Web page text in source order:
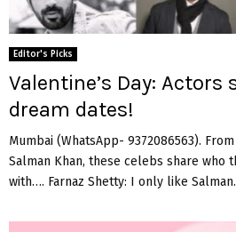
Editor's Picks
Valentine’s Day: Actors
dream dates!
Mumbai (WhatsApp- 9372086563).
Salman Khan, these celebs share who
with…. Farnaz Shetty: I only like